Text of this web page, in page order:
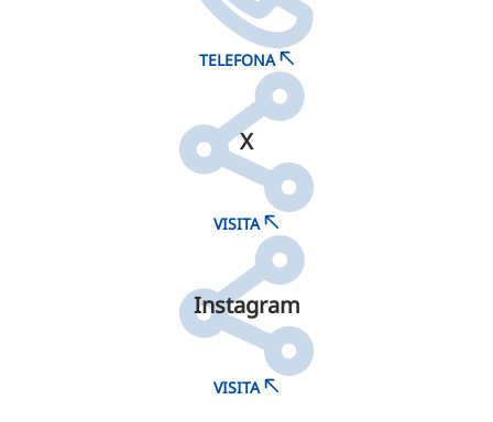
TELEFONA
X
VISITA
Instagram
VISITA